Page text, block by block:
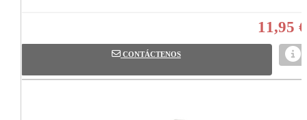
11,95 €
CONTÁCTENOS